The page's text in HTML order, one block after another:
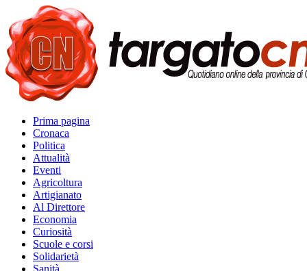
Prima pagina
Cronaca
Politica
Attualità
Eventi
Agricoltura
Artigianato
Al Direttore
Economia
Curiosità
Scuole e corsi
Solidarietà
Sanità